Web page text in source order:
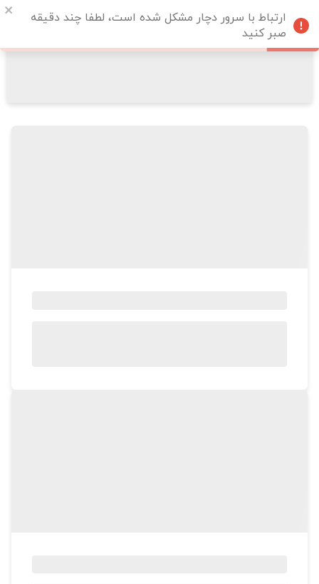
ارتباط با سرور دچار مشکل شده است، لطفا چند دقیقه
صبر کنید